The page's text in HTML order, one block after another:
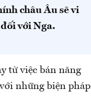
châu Âu sẽ vi
với Nga.
từ việc bán năng
những biện pháp